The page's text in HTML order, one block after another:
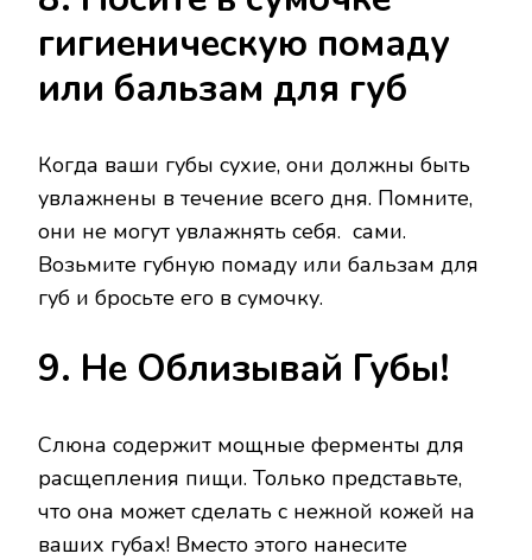
гигиеническую помаду
или бальзам для губ
Когда ваши губы сухие, они должны быть
увлажнены в течение всего дня. Помните,
они не могут увлажнять себя. сами.
Возьмите губную помаду или бальзам для
губ и бросьте его в сумочку.
9. Не Облизывай Губы!
Слюна содержит мощные ферменты для
расщепления пищи. Только представьте,
что она может сделать с нежной кожей на
ваших губах! Вместо этого нанесите